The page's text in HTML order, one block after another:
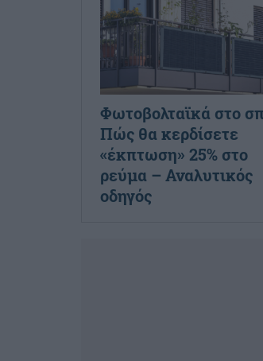
Φωτοβολταϊκά στο
Πώς θα κερδίσετε
«έκπτωση» 25% στο
ρεύμα – Αναλυτικός
οδηγός